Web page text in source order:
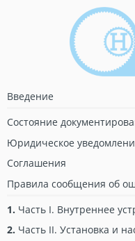
Введение
Состояние
Юридическое
Соглашения
Правила сообщения об
1. Часть I. Внутреннее
2. Часть II. Установка и